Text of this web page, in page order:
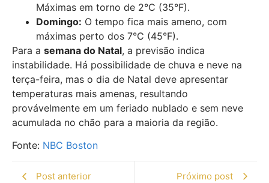
Máximas em torno de 2°C (35°F).
Domingo: O tempo fica mais ameno, com
máximas perto dos 7°C (45°F).
Para a semana do Natal, a previsão indica
instabilidade. Há possibilidade de chuva e neve na
terça-feira, mas o dia de Natal deve apresentar
temperaturas mais amenas, resultando
provávelmente em um feriado nublado e sem neve
acumulada no chão para a maioria da região.
Fonte: NBC Boston
Post anterior Próximo post